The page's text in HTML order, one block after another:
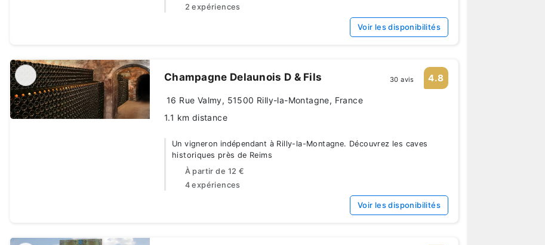
2 expériences
Voir les disponibilités
Champagne Delaunois D & Fils 30 avis 4.8
16 Rue Valmy, 51500 Rilly-la-Montagne, France
1.1 km distance
Un vigneron indépendant à Rilly-la-Montagne. Découvrez les caves
historiques près de Reims
À partir de 12 €
4 expériences
Voir les disponibilités